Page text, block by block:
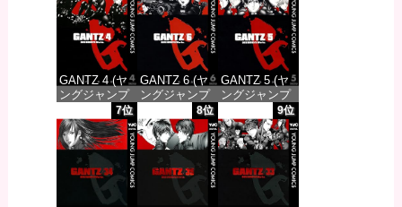
価格：¥100 価格：¥100 価格：¥100
GANTZ 4 (ヤ
ングジャンプ
コミックス
DIGITAL)
価格：¥100
GANTZ 6 (ヤ
ングジャンプ
コミックス
DIGITAL)
価格：¥100
GANTZ 5 (ヤ
ングジャンプ
コミックス
DIGITAL)
価格：¥100
7位 8位 9位